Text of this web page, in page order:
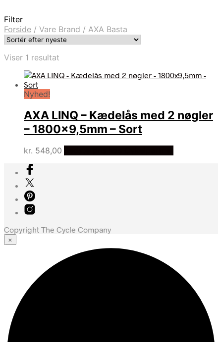
Filter
Forside / Vare Brand / AXA Basta
Viser 1 resultat
Nyhed!
AXA LINQ – Kædelås med 2 nøgler
– 1800×9,5mm – Sort
kr. 548,00
Copyright The Cycle Company
×